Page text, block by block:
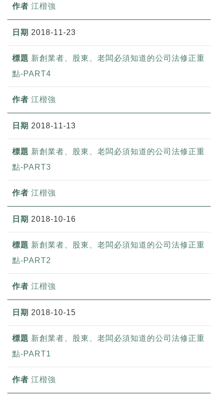
江楷強
2018-11-23
新創業者、股東、老闆必須知道的公司法修正重
點-PART4
江楷強
2018-11-13
新創業者、股東、老闆必須知道的公司法修正重
點-PART3
江楷強
2018-10-16
新創業者、股東、老闆必須知道的公司法修正重
點-PART2
江楷強
2018-10-15
新創業者、股東、老闆必須知道的公司法修正重
點-PART1
江楷強